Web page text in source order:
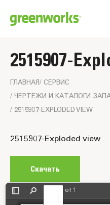
2515907-
ГЛАВНАЯ CЕРВИС
ЧЕРТЕЖИ И КАТАЛОГИ
2515907-EXPLODED VIEW
схемы
2515907-Exploded view
Скачать
of 1